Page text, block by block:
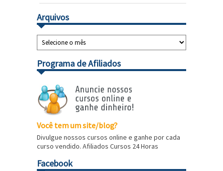
Arquivos
Programa de Afiliados
Você tem um site/blog?
Divulgue nossos cursos online e ganhe por cada
curso vendido. Afiliados Cursos 24 Horas
Facebook